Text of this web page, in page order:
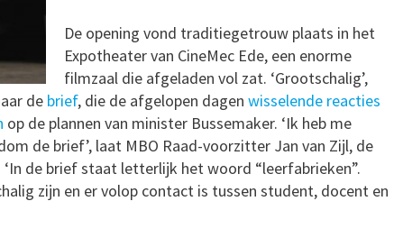
De opening vond traditiegetrouw plaats in het
Expotheater van CineMec Ede, een enorme
filmzaal die afgeladen vol zat. ‘Grootschalig’,
de brief, die de afgelopen dagen wisselende reacties
op de plannen van minister Bussemaker. ‘Ik heb me
de brief’, laat MBO Raad-voorzitter Jan van Zijl, de
de brief staat letterlijk het woord “leerfabrieken”.
zijn en er volop contact is tussen student, docent en